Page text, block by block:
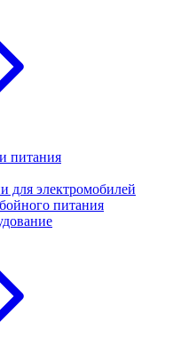
питания
для электромобилей
питания